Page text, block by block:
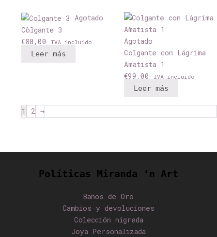
Agotado
Colgante 3
€80,00 IVA incluido
Leer más
Agotado
Colgante con Lágrima
Amatista 1
€99,00 IVA incluido
Leer más
1 2 →
Políticas Miranda ‘n Art
Baños de Oro
Cambios y devoluciones
Colección nigreda
Joya Personalizada